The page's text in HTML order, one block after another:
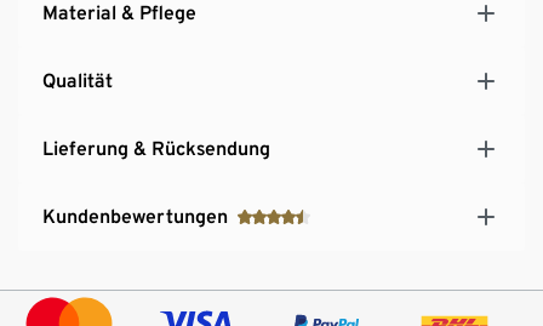
Material & Pflege
Qualität
Lieferung & Rücksendung
Kundenbewertungen